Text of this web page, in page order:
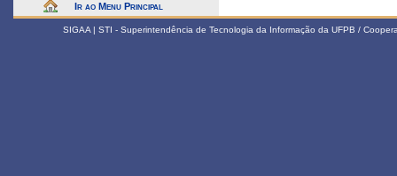
Ir ao Menu Principal
SIGAA | STI - Superintendência de Tecnologia da Informação da UFPB /